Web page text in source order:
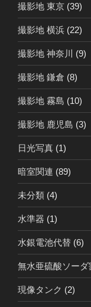
撮影地 東京 (39)
撮影地 横浜 (22)
撮影地 神奈川 (9)
撮影地 鎌倉 (8)
撮影地 霧島 (10)
撮影地 鹿児島 (3)
日光写真 (1)
暗室関連 (89)
未分類 (4)
水準器 (1)
水銀電池代替 (6)
無水亜硫酸ソーダ
現像タンク (2)